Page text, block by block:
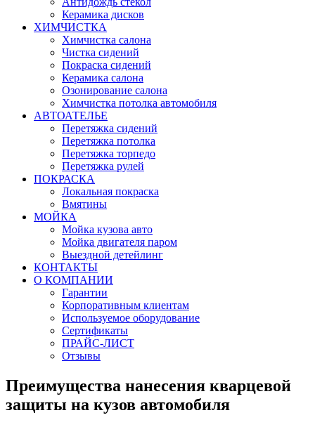
Керамика дисков
ХИМЧИСТКА
Химчистка салона
Чистка сидений
Покраска сидений
Керамика салона
Озонирование салона
Химчистка потолка автомобиля
АВТОАТЕЛЬЕ
Перетяжка сидений
Перетяжка потолка
Перетяжка торпедо
Перетяжка рулей
ПОКРАСКА
Локальная покраска
Вмятины
МОЙКА
Мойка кузова авто
Мойка двигателя паром
Выездной детейлинг
КОНТАКТЫ
О КОМПАНИИ
Гарантии
Корпоративным клиентам
Используемое оборудование
Сертификаты
ПРАЙС-ЛИСТ
Отзывы
Преимущества нанесения кварцевой
защиты на кузов автомобиля